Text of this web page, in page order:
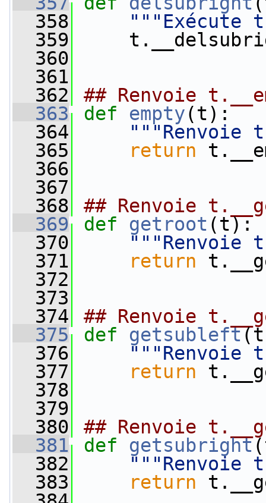
  358
"""Exécute
  359
  360
  361
  362
## Renvoie
  363
def empty(t):
  364
"""Renvoie
  365
return
  366
  367
  368
## Renvoie
  369
def getroot (t):
  370
"""Renvoie
  371
return
  372
  373
  374
## Renvoie
  375
def getsubleft
  376
"""Renvoie
  377
return
  378
  379
  380
## Renvoie
  381
def getsubright
  382
"""Renvoie
  383
return